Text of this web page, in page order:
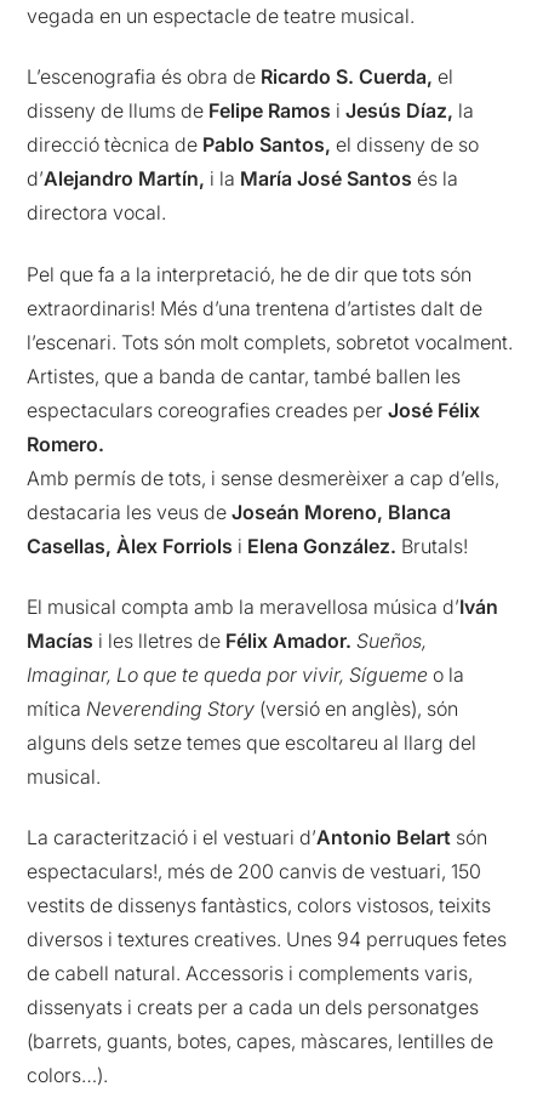
vegada en un espectacle de teatre musical.
L’escenografia és obra de Ricardo S. Cuerda, el
disseny de llums de Felipe Ramos iJesús Díaz, la
direcció tècnica de Pablo Santos, el disseny de so
d’Alejandro Martín, i la María José Santos és la
directora vocal.
Pel que fa a la interpretació, he de dir que tots són
extraordinaris! Més d’una trentena d’artistes dalt de
l’escenari. Tots són molt complets, sobretot vocalment.
Artistes, que a banda de cantar, també ballen les
espectaculars coreografies creades perJosé Félix
Romero.
Amb permís de tots, i sense desmerèixer a cap d’ells,
destacaria les veus deJoseán Moreno, Blanca
Casellas, Àlex Forriols i Elena González. Brutals!
El musical compta amb la meravellosa música d’Iván
Macías i les lletres de Félix Amador. Sueños,
Imaginar, Lo que te queda por vivir, Sígueme o la
mítica Neverending Story (versió en anglès), són
alguns dels setze temes que escoltareu al llarg del
musical.
La caracterització i el vestuari d’Antonio Belart són
espectaculars!, més de 200 canvis de vestuari, 150
vestits de dissenys fantàstics, colors vistosos, teixits
diversos i textures creatives. Unes 94 perruques fetes
de cabell natural. Accessoris i complements varis,
dissenyats i creats per a cada un dels personatges
(barrets, guants, botes, capes, màscares, lentilles de
colors…).